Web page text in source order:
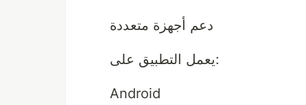
دعم أجهزة متعددة
يعمل التطبيق على:
Android